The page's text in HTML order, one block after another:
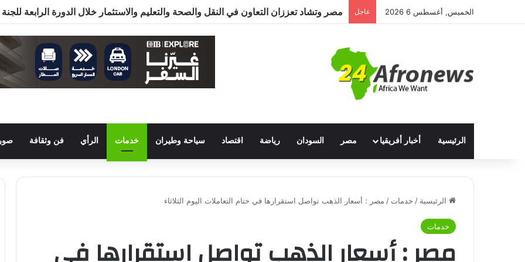
الخميس, أغسطس 6 2026 عاجل
الرئيسية أخبار أفريقيا مصر السودان رياضة اقتصاد سياحة وطيران خدمات الرأي فن وثقافة
الرئيسية / خدمات / مصر : أسعار الذهب تواصل استقرارها في ختام التعاملات اليوم الثلاثاء
خدمات